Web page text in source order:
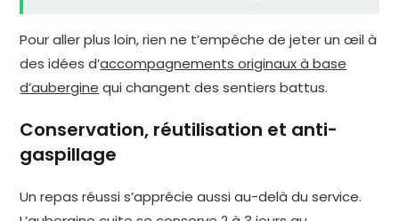
Pour aller plus loin, rien ne t’empêche de jeter un œil à
des idées d’accompagnements originaux à base
d’aubergine qui changent des sentiers battus.
Conservation, réutilisation et anti-
gaspillage
Un repas réussi s’apprécie aussi au-delà du service.